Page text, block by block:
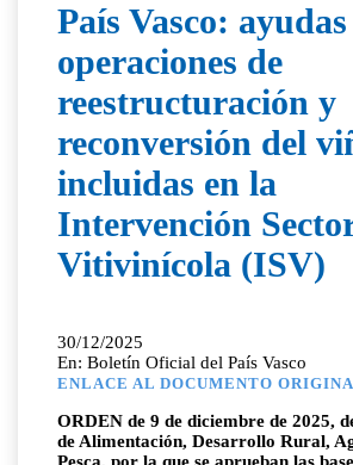
País Vasco:
operaciones de
reestructuración y
reconversión del
incluidas en la
Intervención
Vitivinícola (ISV)
30/12/2025
En: Boletín Oficial del País Vasco
ENLACE AL DOCUMENTO
ORDEN de 9 de diciembre de 2025,
de Alimentación, Desarrollo Rural,